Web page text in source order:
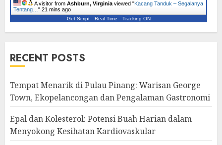
A visitor from Ashburn, Virginia viewed "Kacang Tanduk – Segalanya
Tentang… " 21 mins ago
Get Script Real Time Tracking ON
RECENT POSTS
Tempat Menarik di Pulau Pinang: Warisan George
Town, Ekopelancongan dan Pengalaman Gastronomi
Epal dan Kolesterol: Potensi Buah Harian dalam
Menyokong Kesihatan Kardiovaskular